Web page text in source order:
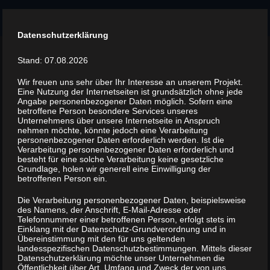
Tag -Identität
2 episodes
Frau Sabines
Wörterbüdchen #6: De
Datenschutzerklärung
Stand: 07.08.2026
Wir freuen uns sehr über Ihr Interesse an unserem Projekt.
Eine Nutzung der Internetseiten ist grundsätzlich ohne jede
Angabe personenbezogener Daten möglich. Sofern eine
betroffene Person besondere Services unseres
Unternehmens über unsere Internetseite in Anspruch
nehmen möchte, könnte jedoch eine Verarbeitung
personenbezogener Daten erforderlich werden. Ist die
Verarbeitung personenbezogener Daten erforderlich und
besteht für eine solche Verarbeitung keine gesetzliche
Grundlage, holen wir generell eine Einwilligung der
betroffenen Person ein.
Die Verarbeitung personenbezogener Daten, beispielsweise
des Namens, der Anschrift, E-Mail-Adresse oder
Telefonnummer einer betroffenen Person, erfolgt stets im
Einklang mit der Datenschutz-Grundverordnung und in
Übereinstimmung mit den für uns geltenden
landesspezifischen Datenschutzbestimmungen. Mittels dieser
Datenschutzerklärung möchte unser Unternehmen die
Öffentlichkeit über Art, Umfang und Zweck der von uns